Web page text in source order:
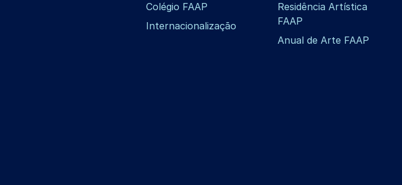
Colégio FAAP
Internacionalização
Residência Artística
FAAP
Anual de Arte FAAP